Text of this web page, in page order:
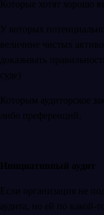
Которые хотят хорошо
У которых
величине чистых
доказывать
суде)
Которым аудиторское
либо преференций.
Инициативный аудит
Если организация не
аудита, но ей по какой-